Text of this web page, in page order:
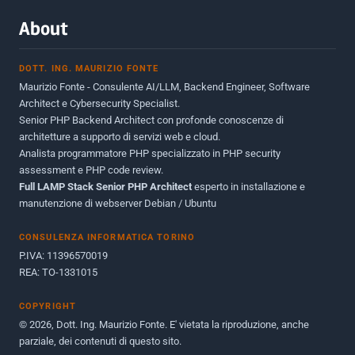
Giugno 2012
Maggio 2011
Dicembre 2010
Ottobre 2010
Maggio 2010
Giugno 2009
About
DOTT. ING. MAURIZIO FONTE
Maurizio Fonte - Consulente AI/LLM, Backend Engineer, Software
Architect e Cybersecurity Specialist.
Senior PHP Backend Architect con profonde conoscenze di
architetture a supporto di servizi web e cloud.
Analista programmatore PHP specializzato in PHP security
assessment e PHP code review.
Full LAMP Stack Senior PHP Architect esperto in installazione e
manutenzione di webserver Debian / Ubuntu
CONSULENZA INFORMATICA TORINO
P.IVA: 11396570019
REA: TO-1331015
COPYRIGHT
© 2026, Dott. Ing. Maurizio Fonte. E' vietata la riproduzione, anche
parziale, dei contenuti di questo sito.